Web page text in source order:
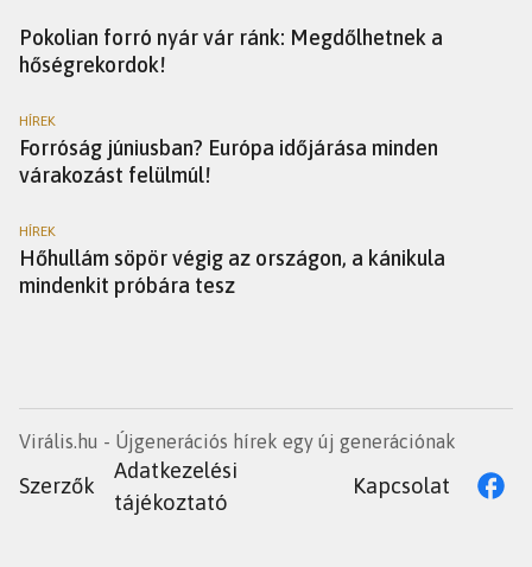
Pokolian forró nyár vár ránk: Megdőlhetnek a
hőségrekordok!
HÍREK
Forróság júniusban? Európa időjárása minden
várakozást felülmúl!
HÍREK
Hőhullám söpör végig az országon, a kánikula
mindenkit próbára tesz
Virális.hu - Újgenerációs hírek egy új generációnak
Szerzők
Adatkezelési
tájékoztató
Kapcsolat